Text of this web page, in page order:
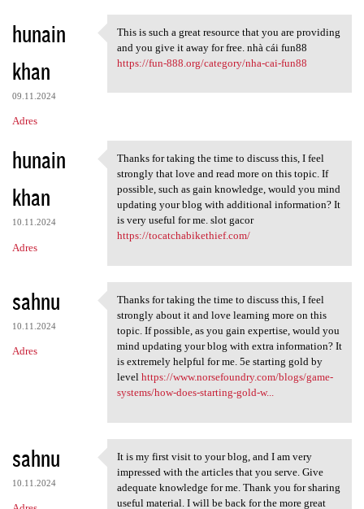
hunain
khan
09.11.2024
Adres
This is such a great resource
This is such a great resource that you are providing
and you give it away for free. nhà cái fun88
https://fun-888.org/category/nha-cai-fun88
hunain
khan
10.11.2024
Adres
Thanks for taking the time to
Thanks for taking the time to discuss this, I feel
strongly that love and read more on this topic. If
possible, such as gain knowledge, would you mind
updating your blog with additional information? It
is very useful for me. slot gacor
https://tocatchabikethief.com/
sahnu
10.11.2024
Adres
Thanks for taking the time to
Thanks for taking the time to discuss this, I feel
strongly about it and love learning more on this
topic. If possible, as you gain expertise, would you
mind updating your blog with extra information? It
is extremely helpful for me. 5e starting gold by
level https://www.norsefoundry.com/blogs/game-
systems/how-does-starting-gold-w...
sahnu
10.11.2024
It is my first visit to your
It is my first visit to your blog, and I am very
impressed with the articles that you serve. Give
adequate knowledge for me. Thank you for sharing
useful material. I will be back for the more great